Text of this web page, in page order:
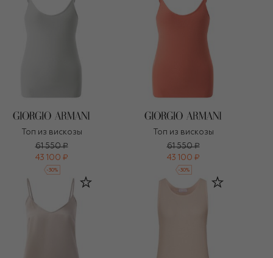
Топ из вискозы
61 550 ₽
43 100 ₽
-30%
Топ из вискозы
61 550 ₽
43 100 ₽
-30%